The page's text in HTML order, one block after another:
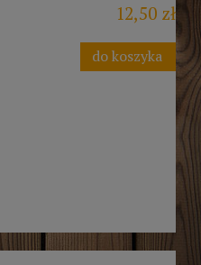
12,50 zł
do koszyka